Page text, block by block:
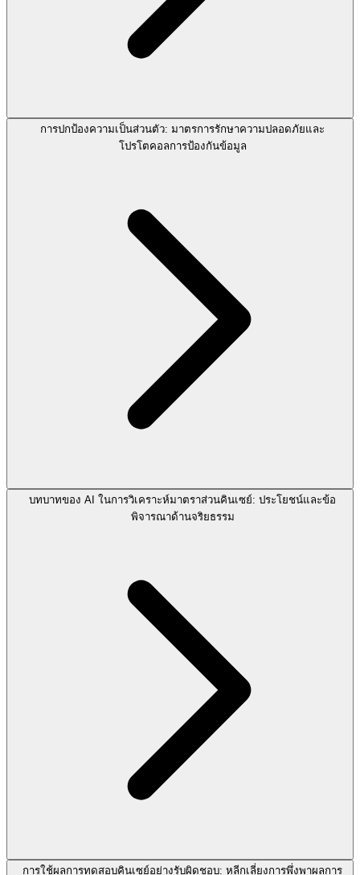
การปกป้องความเป็นส่วนตัว: มาตรการรักษาความปลอดภัยและ
โปรโตคอลการป้องกันข้อมูล
บทบาทของ AI ในการวิเคราะห์มาตราส่วนคินเซย์: ประโยชน์และข้อ
พิจารณาด้านจริยธรรม
การใช้ผลการทดสอบคินเซย์อย่างรับผิดชอบ: หลีกเลี่ยงการพึ่งพาผลการ